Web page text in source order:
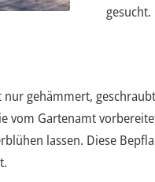
gesucht.
nur gehämmert,
vom Gartenamt
lassen. Diese